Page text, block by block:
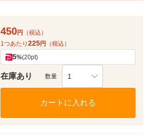
450円
（税込）
1つあたり 225円 （税込）
5%(20pt)
在庫あり 数量 1
カートに入れる